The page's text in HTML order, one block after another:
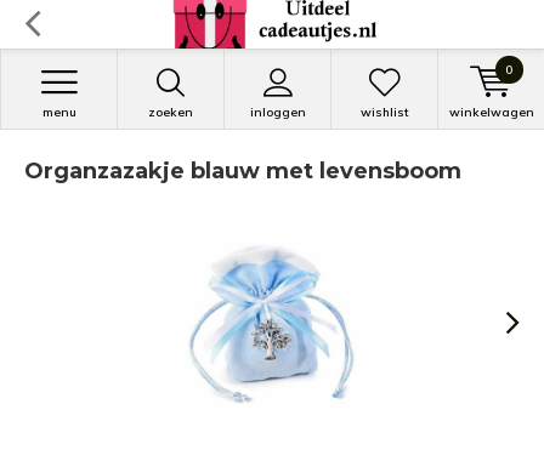
zoeken inloggen
menu wishlist winkelwagen
0
Organzazakje blauw met levensboom